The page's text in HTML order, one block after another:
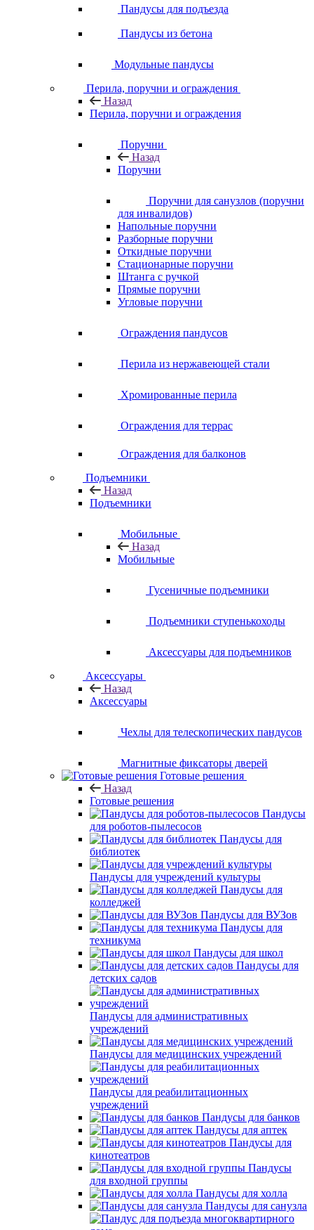
Пандусы для подъезда
Пандусы из бетона
Модульные пандусы
Перила, поручни и ограждения
Назад
Перила, поручни и ограждения
Поручни
Назад
Поручни
Поручни для санузлов (поручни
для инвалидов)
Напольные поручни
Разборные поручни
Откидные поручни
Стационарные поручни
Штанга с ручкой
Прямые поручни
Угловые поручни
Ограждения пандусов
Перила из нержавеющей стали
Хромированные перила
Ограждения для террас
Ограждения для балконов
Подъемники
Назад
Подъемники
Мобильные
Назад
Мобильные
Гусеничные подъемники
Подъемники ступенькоходы
Аксессуары для подъемников
Аксессуары
Назад
Аксессуары
Чехлы для телескопических пандусов
Магнитные фиксаторы дверей
Готовые решения
Назад
Готовые решения
Пандусы
для роботов-пылесосов
Пандусы для
библиотек
Пандусы для учреждений культуры
Пандусы для
колледжей
Пандусы для ВУЗов
Пандусы для
техникума
Пандусы для школ
Пандусы для
детских садов
Пандусы для административных
учреждений
Пандусы для медицинских учреждений
Пандусы для реабилитационных
учреждений
Пандусы для банков
Пандусы для аптек
Пандусы для
кинотеатров
Пандусы
для входной группы
Пандусы для холла
Пандусы для санузла